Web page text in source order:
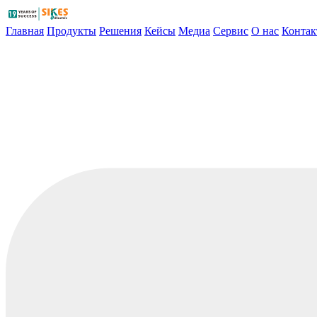
Главная Продукты Решения Кейсы Медиа Сервис О нас